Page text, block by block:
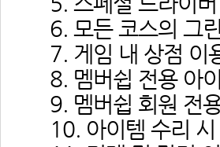
6. 모든 코스의 그
7. 게임 내 상점 이
8. 멤버쉽 전용 아
9. 멤버쉽 회원 전
10. 아이템 수리